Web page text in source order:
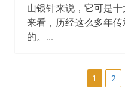
山银针来说，它可是
来看，历经这么多年
的。...
1 2